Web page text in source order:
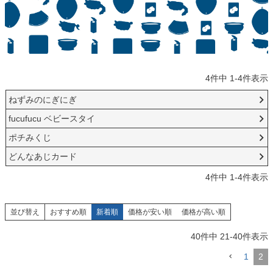
4件中 1-4件表示
ねずみのにぎにぎ
fucufucu ベビースタイ
ポチみくじ
どんなあじカード
4件中 1-4件表示
並び替え おすすめ順 新着順 価格が安い順 価格が高い順
40件中 21-40件表示
1 2